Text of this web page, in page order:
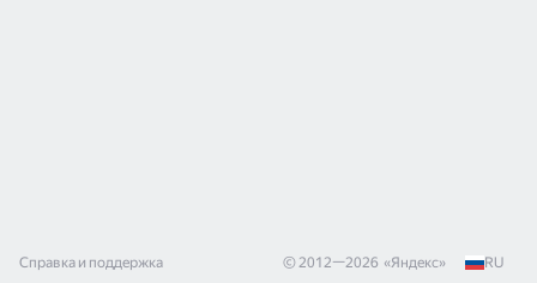
Справка и поддержка © 2012—2026 «Яндекс» RU